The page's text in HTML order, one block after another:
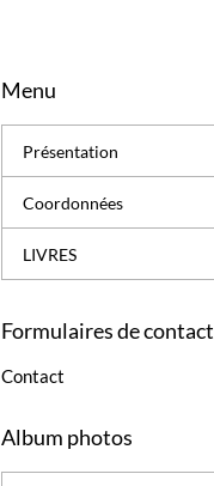
Menu
Présentation
Coordonnées
LIVRES
Formulaires de contact
Contact
Album photos